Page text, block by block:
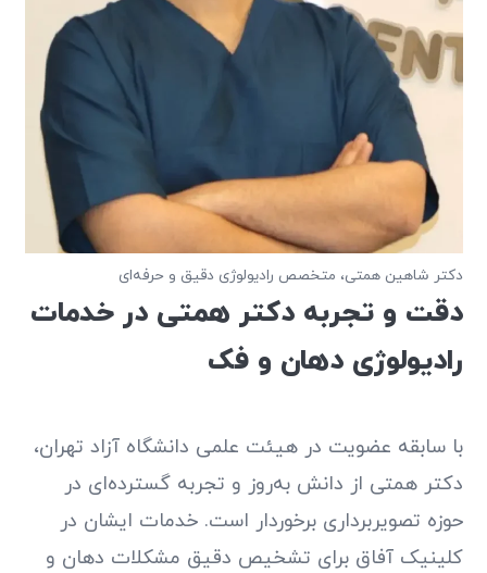
دکتر شاهین همتی، متخصص رادیولوژی دقیق و حرفه‌ای
دقت و تجربه دکتر همتی در خدمات
رادیولوژی دهان و فک
با سابقه عضویت در هیئت علمی دانشگاه آزاد تهران،
دکتر همتی از دانش به‌روز و تجربه گسترده‌ای در
حوزه تصویربرداری برخوردار است. خدمات ایشان در
کلینیک آفاق برای تشخیص دقیق مشکلات دهان و